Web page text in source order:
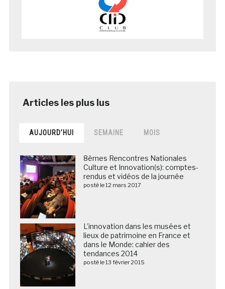
AUJOURD’HUI SEMAINE MOIS
8èmes Rencontres Nationales
Culture et Innovation(s): comptes-
rendus et vidéos de la journée
posté le 12 mars 2017
L’innovation dans les musées et
lieux de patrimoine en France et
dans le Monde: cahier des
tendances 2014
posté le 13 février 2015